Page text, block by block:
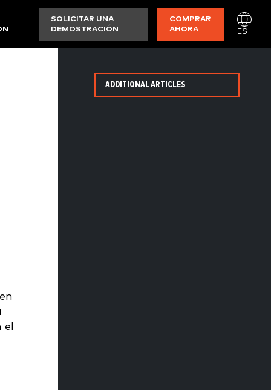
SOLICITAR UNA
DEMOSTRACIÓN
COMPRAR
AHORA
ES
ADDITIONAL ARTICLES